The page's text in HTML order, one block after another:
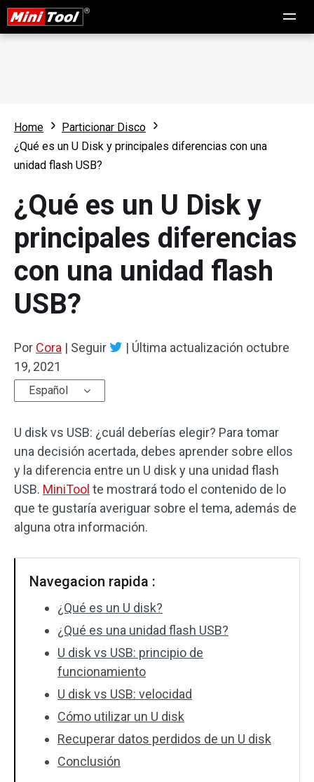
Home
Particionar Disco
¿Qué es un U Disk y principales diferencias con una
unidad flash USB?
¿Qué es un U Disk y
principales diferencias
con una unidad flash
USB?
Por Cora | Seguir | Última actualización octubre
19, 2021
Español
U disk vs USB: ¿cuál deberías elegir? Para tomar
una decisión acertada, debes aprender sobre ellos
y la diferencia entre un U disk y una unidad flash
USB. MiniTool te mostrará todo el contenido de lo
que te gustaría averiguar sobre el tema, además de
alguna otra información.
Navegacion rapida :
¿Qué es un U disk?
¿Qué es una unidad flash USB?
U disk vs USB: principio de
funcionamiento
U disk vs USB: velocidad
Cómo utilizar un U disk
Recuperar datos perdidos de un U disk
Conclusión